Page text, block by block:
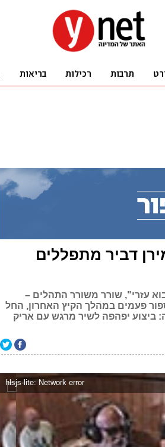
דביר מתפללים
עזרי", שורר משורר התהלים –
פעמים במהלך הקיץ האחרון, החל
יפהפה לשיר מרגש עם אריק
hlsjs-lite: Network error